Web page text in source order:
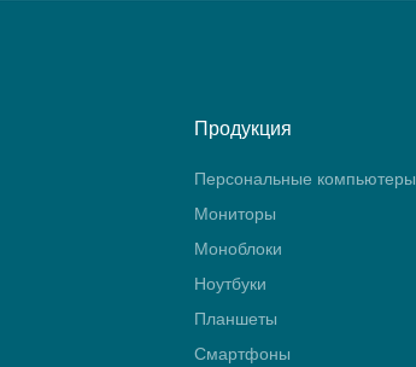
Продукция
Персональные компьютеры
Мониторы
Моноблоки
Ноутбуки
Планшеты
Смартфоны